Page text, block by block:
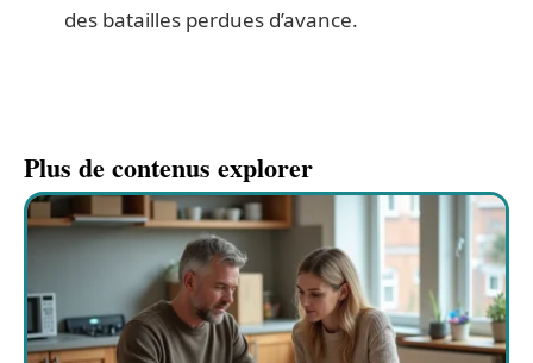
des batailles perdues d’avance.
Plus de contenus explorer